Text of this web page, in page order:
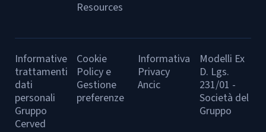
Resources
Informative
trattamenti
dati
personali
Gruppo
Cerved
Cookie
Policy e
Gestione
preferenze
Informativa
Privacy
Ancic
Modelli Ex
D. Lgs.
231/01 -
Società del
Gruppo